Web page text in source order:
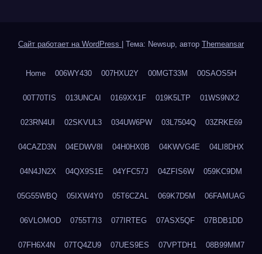
Сайт работает на WordPress Тема: Newsup, автор Themeansar
Home 006WY430 007HXU2Y 00MGT33M 00SAOS5H
00T70TIS 013UNCAI 0169XX1F 019K5LTP 01WS9NX2
023RN4UI 02SKVUL3 034UW6PW 03L7504Q 03ZRKE69
04CAZD3N 04EDWV8I 04H0HX0B 04KWVG4E 04LI8DHX
04N4JN2X 04QX9S1E 04YFC57J 04ZFIS6W 059KC9DM
05G55WBQ 05IXW4Y0 05T6CZAL 069K7D5M 06FAMUAG
06VLOMOD 0755T7I3 077IRTEG 07ASX5QF 07BDB1DD
07FH6X4N 07TQ4ZU9 07UES9ES 07VPTDH1 08B99MM7